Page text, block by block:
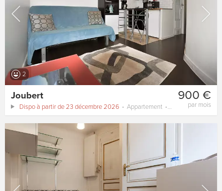
2
900 €
par mois
Joubert
Dispo à partir de 23 décembre 2026 Appartement 13 m²